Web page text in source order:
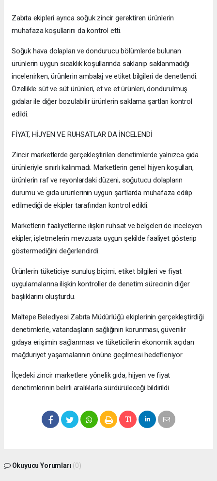
Zabıta ekipleri ayrıca soğuk zincir gerektiren ürünlerin
muhafaza koşullarını da kontrol etti.
Soğuk hava dolapları ve dondurucu bölümlerde bulunan
ürünlerin uygun sıcaklık koşullarında saklanıp saklanmadığı
incelenirken, ürünlerin ambalaj ve etiket bilgileri de denetlendi.
Özellikle süt ve süt ürünleri, et ve et ürünleri, dondurulmuş
gıdalar ile diğer bozulabilir ürünlerin saklama şartları kontrol
edildi.
FİYAT, HİJYEN VE RUHSATLAR DA İNCELENDİ
Zincir marketlerde gerçekleştirilen denetimlerde yalnızca gıda
ürünleriyle sınırlı kalınmadı. Marketlerin genel hijyen koşulları,
ürünlerin raf ve reyonlardaki düzeni, soğutucu dolapların
durumu ve gıda ürünlerinin uygun şartlarda muhafaza edilip
edilmediği de ekipler tarafından kontrol edildi.
Marketlerin faaliyetlerine ilişkin ruhsat ve belgeleri de inceleyen
ekipler, işletmelerin mevzuata uygun şekilde faaliyet gösterip
göstermediğini değerlendirdi.
Ürünlerin tüketiciye sunuluş biçimi, etiket bilgileri ve fiyat
uygulamalarına ilişkin kontroller de denetim sürecinin diğer
başlıklarını oluşturdu.
Maltepe Belediyesi Zabıta Müdürlüğü ekiplerinin gerçekleştirdiği
denetimlerle, vatandaşların sağlığının korunması, güvenilir
gıdaya erişimin sağlanması ve tüketicilerin ekonomik açıdan
mağduriyet yaşamalarının önüne geçilmesi hedefleniyor.
İlçedeki zincir marketlere yönelik gıda, hijyen ve fiyat
denetimlerinin belirli aralıklarla sürdürüleceği bildirildi.
Okuyucu Yorumları (0)